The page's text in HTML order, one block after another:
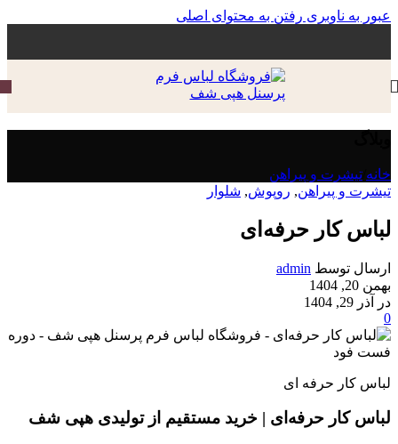
عبور به ناوبری رفتن به محتوای اصلی
خانه تیشرت و پیراهن
تیشرت و پیراهن, روپوش, شلوار
لباس کار حرفه‌ای
ارسال توسط admin
بهمن 20, 1404
در آذر 29, 1404
0
لباس کار حرفه ای
لباس کار حرفه‌ای | خرید مستقیم از تولیدی هپی شف